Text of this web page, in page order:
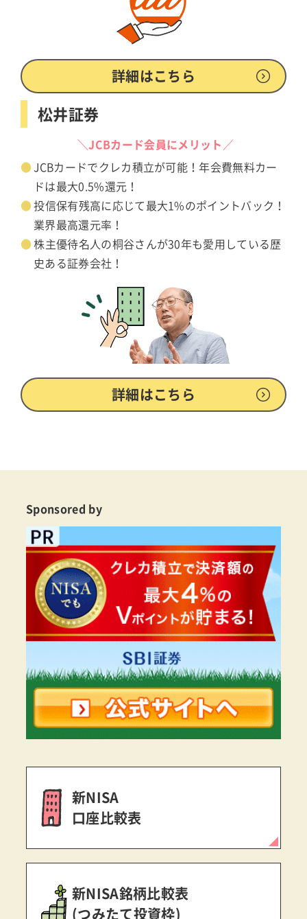
詳細はこちら
松井証券
＼JCBカード会員にメリット／
JCBカードでクレカ積立が可能！年会費無料カー
ドは最大0.5%還元！
投信保有残高に応じて最大1%のポイントバック！
業界最高還元率！
株主優待名人の桐谷さんが30年も愛用している歴
史ある証券会社！
詳細はこちら
Sponsored by
新NISA
口座比較表
新NISA銘柄比較表
(つみたて投資枠)